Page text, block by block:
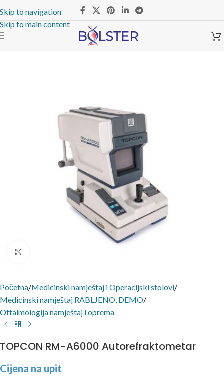
Skip to navigation
Skip to main content
Početna/Medicinski namještaj i Operacijski stolovi/
Medicinski namještaj RABLJENO, DEMO/
Oftalmologija namještaj i oprema
TOPCON RM-A6000 Autorefraktometar
Cijena na upit